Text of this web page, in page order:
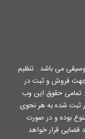
می باشد . تنظیم
جهت فروش و ثبت در
. تمامی حقوق این وب
ثبت شده به هر نحوی
ممنوع بوده و در صورت
قضایی قرار خواهد